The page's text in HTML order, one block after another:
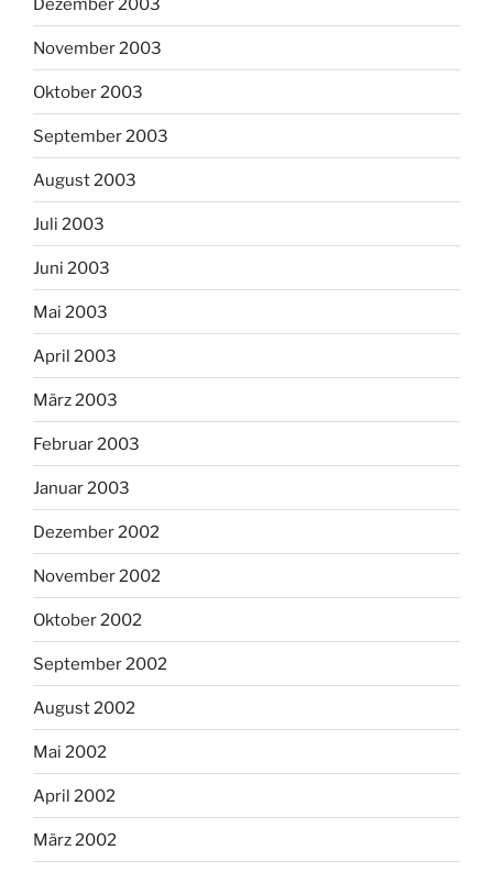
Dezember 2003
November 2003
Oktober 2003
September 2003
August 2003
Juli 2003
Juni 2003
Mai 2003
April 2003
März 2003
Februar 2003
Januar 2003
Dezember 2002
November 2002
Oktober 2002
September 2002
August 2002
Mai 2002
April 2002
März 2002